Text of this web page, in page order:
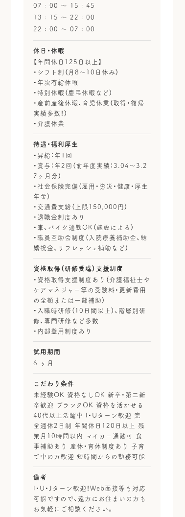
07 : 00 〜 15 : 45
13 : 15 〜 22 : 00
22 : 00 〜 07 : 00
休日・休暇
【年間休日125日以上】
・シフト制（月8〜10日休み）
・年次有給休暇
・特別休暇（慶弔休暇など）
・産前産後休暇、育児休業（取得・復帰
実績多数！）
・介護休業
待遇・福利厚生
・昇給：年1回
・賞与：年2回（前年度実績：3.04〜3.2
7ヶ月分）
・社会保険完備（雇用・労災・健康・厚生
年金）
・交通費支給（上限150,000円）
・退職金制度あり
・車、バイク通勤OK（施設による）
・職員互助会制度（入院療養補助金、結
婚祝金、リフレッシュ補助など）
資格取得（研修受講）支援制度
・資格取得支援制度あり（介護福祉士や
ケアマネジャー等の受験料・更新費用
の全額または一部補助）
・入職時研修（10日間以上）、階層別研
修、専門研修など多数
・内部登用制度あり
試用期間
6 ヶ月
こだわり条件
未経験OK 資格なしOK 新卒・第二新
卒歓迎 ブランクOK 資格を活かせる
40代以上活躍中 I・Uターン歓迎 完
全週休2日制 年間休日120日以上 残
業月10時間以内 マイカー通勤可 食
事補助あり 産休・育休制度あり 子育
て中の方歓迎 短時間からの勤務可能
備考
I・U・Jターン歓迎！Web面接等も対応
可能ですので、遠方にお住まいの方も
お気軽にご相談ください。